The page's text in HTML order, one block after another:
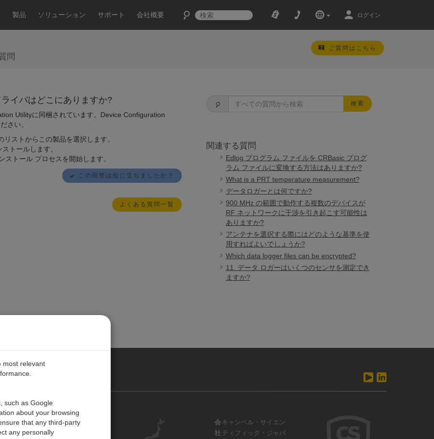
製品 ソリューション サポート 会社概要 ログイン
問
ご質問はこちら
イバはどこにありますか?
Utilityに同梱されています。Device Configuration
さい。
ストからこの製品を選択します。
トールします。
トール プロセスを開始します。
この回答は役に立ちましたか？
よくある質問一覧
検索
関連する質問
Edlog プログラム ファイルを CRBasic プログ
ラム ファイルに変換する方法はありますか?
What is a PRT temperature measurement?
データロガーとは何ですか?
900 MHz の範囲で動作する複数のデバイスが
RF ネットワークに干渉を引き起こす可能性は
ありますか?
アンテナを選択する際にはどのような基準を使
用すればよいでしょうか?
Which data logger files can be encrypted?
11. データ ロガーはいくつのセンサを測定でき
ますか?
お問い合わせ
キャリア
会
社
キャンベル・サイエン
ティフィック・ジャパ
most relevant
such as Google
about your browsing
that any third-party
any personally